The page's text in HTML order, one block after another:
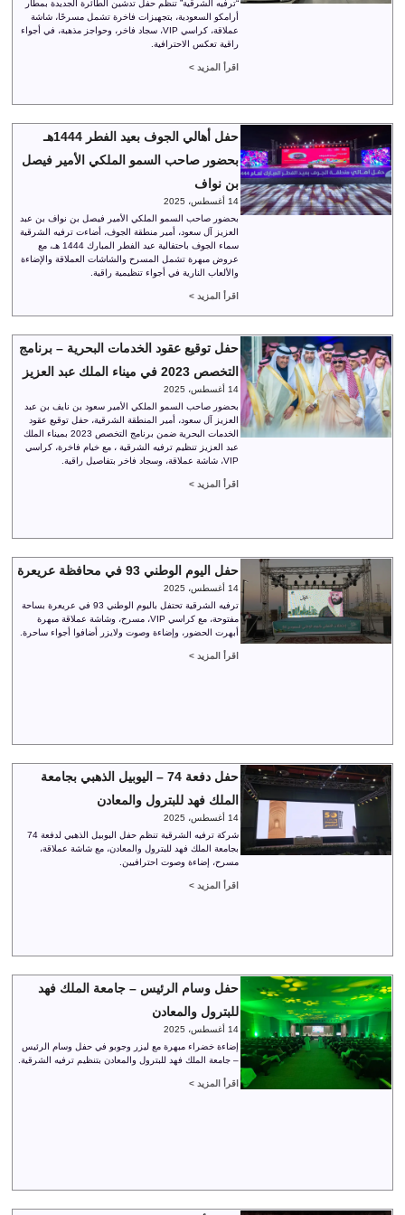
“ترفيه الشرقية” تنظم حفل تدشين الطائرة الجديدة بمطار
أرامكو السعودية، بتجهيزات فاخرة تشمل مسرحًا، شاشة
عملاقة، كراسي VIP، سجاد فاخر، وحواجز مذهبة، في أجواء
راقية تعكس الاحترافية.
اقرأ المزيد >
حفل أهالي الجوف بعيد الفطر 1444هـ
بحضور صاحب السمو الملكي الأمير فيصل
بن نواف
14 أغسطس، 2025
بحضور صاحب السمو الملكي الأمير فيصل بن نواف بن عبد
العزيز آل سعود، أمير منطقة الجوف، أضاءت ترفيه الشرقية
سماء الجوف باحتفالية عيد الفطر المبارك 1444 هـ، مع
عروض مبهرة تشمل المسرح والشاشات العملاقة والإضاءة
والألعاب النارية في أجواء تنظيمية راقية.
اقرأ المزيد >
حفل توقيع عقود الخدمات البحرية – برنامج
التخصص 2023 في ميناء الملك عبد العزيز
14 أغسطس، 2025
بحضور صاحب السمو الملكي الأمير سعود بن نايف بن عبد
العزيز آل سعود، أمير المنطقة الشرقية، حفل توقيع عقود
الخدمات البحرية ضمن برنامج التخصص 2023 بميناء الملك
عبد العزيز تنظيم ترفيه الشرقية ، مع خيام فاخرة، كراسي
VIP، شاشة عملاقة، وسجاد فاخر بتفاصيل راقية.
اقرأ المزيد >
حفل اليوم الوطني 93 في محافظة عريعرة
14 أغسطس، 2025
ترفيه الشرقية تحتفل باليوم الوطني 93 في عريعرة بساحة
مفتوحة، مع كراسي VIP، مسرح، وشاشة عملاقة مبهرة
أبهرت الحضور، وإضاءة وصوت ولايزر أضافوا أجواء ساحرة.
اقرأ المزيد >
حفل دفعة 74 – اليوبيل الذهبي بجامعة
الملك فهد للبترول والمعادن
14 أغسطس، 2025
شركة ترفيه الشرقية تنظم حفل اليوبيل الذهبي لدفعة 74
بجامعة الملك فهد للبترول والمعادن، مع شاشة عملاقة،
مسرح، إضاءة وصوت احترافيين.
اقرأ المزيد >
حفل وسام الرئيس – جامعة الملك فهد
للبترول والمعادن
14 أغسطس، 2025
إضاءة خضراء مبهرة مع ليزر وجوبو في حفل وسام الرئيس
– جامعة الملك فهد للبترول والمعادن بتنظيم ترفيه الشرقية.
اقرأ المزيد >